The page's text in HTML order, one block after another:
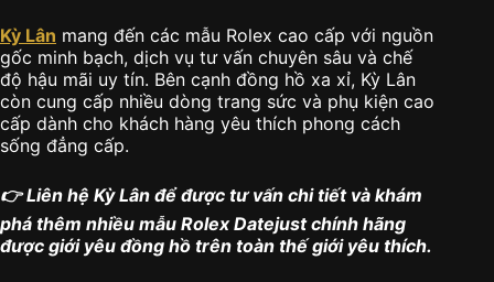
Kỳ Lân mang đến các mẫu Rolex cao cấp với nguồn
gốc minh bạch, dịch vụ tư vấn chuyên sâu và chế
độ hậu mãi uy tín. Bên cạnh đồng hồ xa xỉ, Kỳ Lân
còn cung cấp nhiều dòng trang sức và phụ kiện cao
cấp dành cho khách hàng yêu thích phong cách
sống đẳng cấp.
👉 Liên hệ Kỳ Lân để được tư vấn chi tiết và khám
phá thêm nhiều mẫu Rolex Datejust chính hãng
được giới yêu đồng hồ trên toàn thế giới yêu thích.